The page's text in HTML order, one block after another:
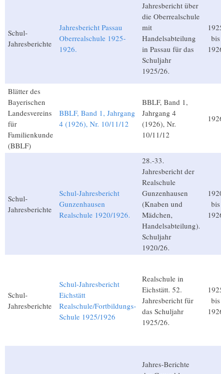
Schul-
Jahresberichte
Jahresbericht Passau
Oberrealschule 1925-
1926.
Jahresbericht über
die Oberrealschule
mit
Handelsabteilung
in Passau für das
Schuljahr
1925/26.
bis
Blätter des
Bayerischen
Landesvereins
für
Familienkunde
(BBLF)
BBLF, Band 1, Jahrgang
4 (1926), Nr. 10/11/12
BBLF, Band 1,
Jahrgang 4
(1926), Nr.
10/11/12
Schul-
Jahresberichte
Schul-Jahresbericht
Gunzenhausen
Realschule 1920/1926.
28.-33.
Jahresbericht der
Realschule
Gunzenhausen
(Knaben und
Mädchen,
Handelsabteilung).
Schuljahr
1920/26.
bis
Schul-
Jahresberichte
Schul-Jahresbericht
Eichstätt
Realschule/Fortbildungs-
Schule 1925/1926
Realschule in
Eichstätt. 52.
Jahresbericht für
das Schuljahr
1925/26.
bis
Jahres-Berichte